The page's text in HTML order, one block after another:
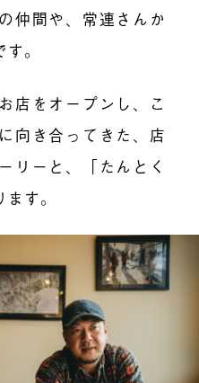
仲間や、常連さんか
。
店をオープンし、こ
向き合ってきた、店
リーと、「たんとく
す。